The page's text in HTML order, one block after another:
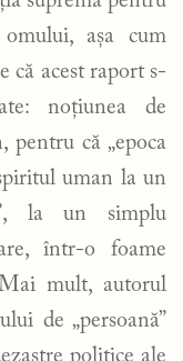
așa cum
că acest raport s-
noțiunea de
pentru că „epoca
uman la un
la un simplu
într-o foame
mult, autorul
de „persoană”
politice ale